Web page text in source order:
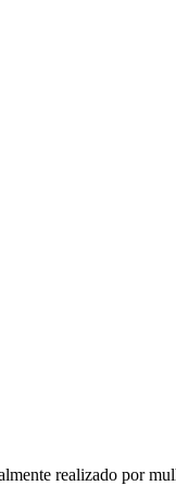
realizado por